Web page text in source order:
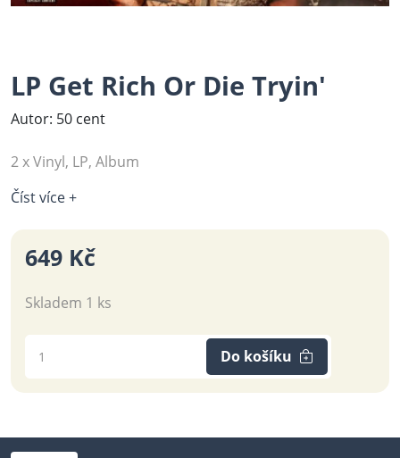
LP Get Rich Or Die Tryin'
Autor: 50 cent
2 x Vinyl, LP, Album
Číst více +
649 Kč
Skladem 1 ks
Do košíku